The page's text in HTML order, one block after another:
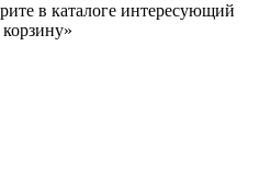
в каталоге интересующий